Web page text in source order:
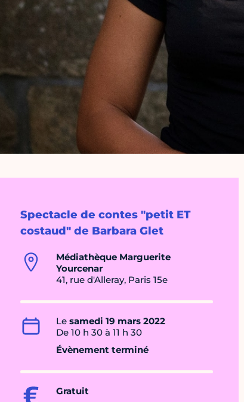
Spectacle de contes "petit ET
costaud" de Barbara Glet
Médiathèque Marguerite
Yourcenar
41, rue d'Alleray, Paris 15e
Le samedi 19 mars 2022
De 10 h 30 à 11 h 30
Évènement terminé
Gratuit